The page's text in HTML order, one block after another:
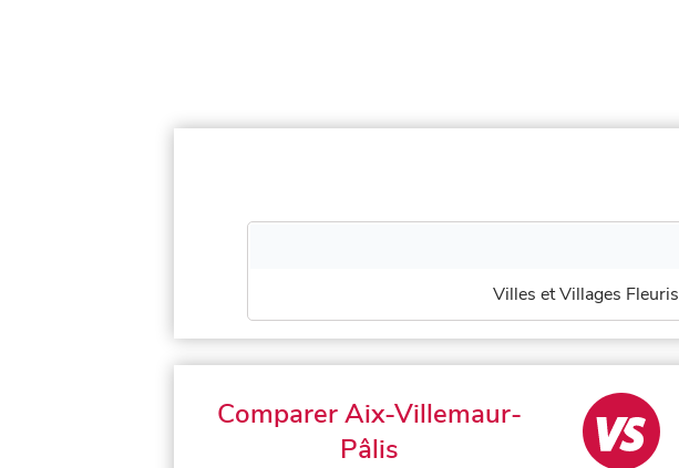
Villes et Villages Fleuris
Comparer Aix-Villemaur-
Pâlis